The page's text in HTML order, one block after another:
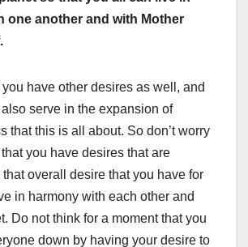
one another and with Mother
have other desires as well, and
serve in the expansion of
that this is all about. So don’t worry
you have desires that are
overall desire that you have for
in harmony with each other and
Do not think for a moment that you
down by having your desire to